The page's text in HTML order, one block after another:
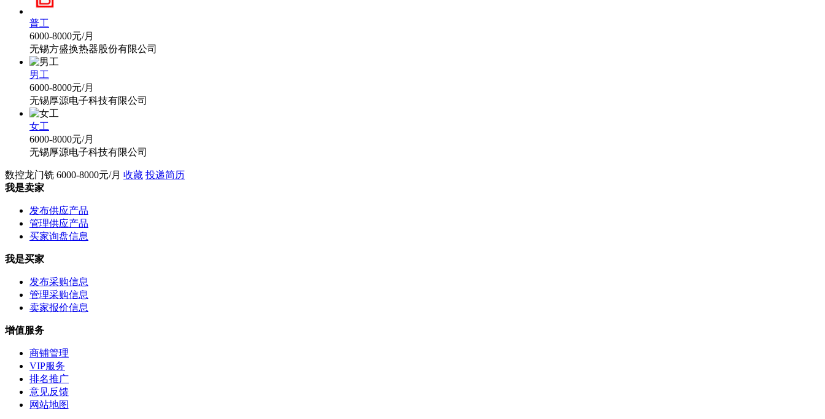
普工
6000-8000元/月
无锡方盛换热器股份有限公司
男工
6000-8000元/月
无锡厚源电子科技有限公司
女工
6000-8000元/月
无锡厚源电子科技有限公司
数控龙门铣 6000-8000元/月 收藏 投递简历
我是卖家
发布供应产品
管理供应产品
买家询盘信息
我是买家
发布采购信息
管理采购信息
卖家报价信息
增值服务
商铺管理
VIP服务
排名推广
意见反馈
网站地图